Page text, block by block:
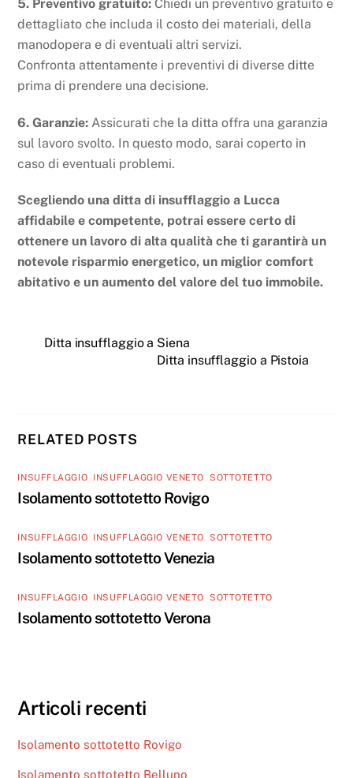
5. Preventivo gratuito: Chiedi un preventivo gratuito e
dettagliato che includa il costo dei materiali, della
manodopera e di eventuali altri servizi.
Confronta attentamente i preventivi di diverse ditte
prima di prendere una decisione.
6. Garanzie: Assicurati che la ditta offra una garanzia
sul lavoro svolto. In questo modo, sarai coperto in
caso di eventuali problemi.
Scegliendo una ditta di insufflaggio a Lucca
affidabile e competente, potrai essere certo di
ottenere un lavoro di alta qualità che ti garantirà un
notevole risparmio energetico, un miglior comfort
abitativo e un aumento del valore del tuo immobile.
Ditta insufflaggio a Siena
Ditta insufflaggio a Pistoia
RELATED POSTS
INSUFFLAGGIO INSUFFLAGGIO VENETO ,SOTTOTETTO
Isolamento sottotetto Rovigo
INSUFFLAGGIO INSUFFLAGGIO VENETO ,SOTTOTETTO
Isolamento sottotetto Venezia
INSUFFLAGGIO INSUFFLAGGIO VENETO ,SOTTOTETTO
Isolamento sottotetto Verona
Articoli recenti
Isolamento sottotetto Rovigo
Isolamento sottotetto Belluno